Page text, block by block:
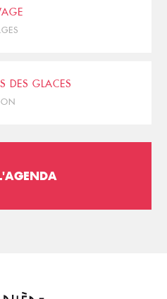
DES GLACES